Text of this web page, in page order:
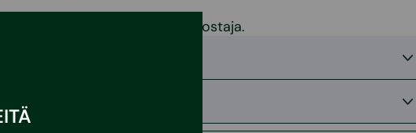
voi olla asunnon myyjä tai ostaja.